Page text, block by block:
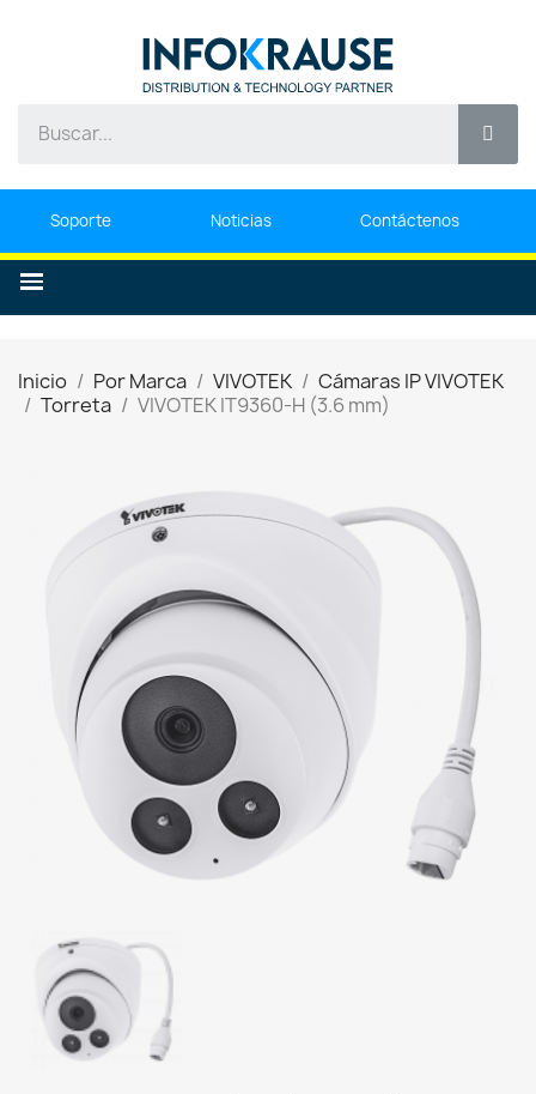
Soporte Noticias Contáctenos
Inicio Por Marca VIVOTEK
Cámaras IP VIVOTEK
Torreta
VIVOTEK IT9360-H (3.6 mm)